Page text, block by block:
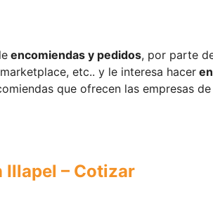
encomiendas y pedidos, por parte
etc.. y le interesa hacer
que ofrecen las empresas
Illapel – Cotizar